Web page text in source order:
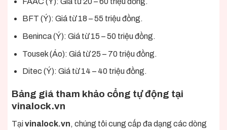
BFT (Ý): Giá từ 18 – 55 triệu đồng.
Beninca (Ý): Giá từ 15 – 50 triệu đồng.
Tousek (Áo): Giá từ 25 – 70 triệu đồng.
Ditec (Ý): Giá từ 14 – 40 triệu đồng.
Bảng giá tham khảo cổng tự động tại
vinalock.vn
Tạivinalock.vn, chúng tôi cung cấp đa dạng các dòng